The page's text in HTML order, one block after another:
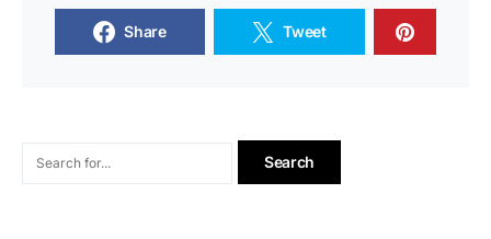
Share Tweet